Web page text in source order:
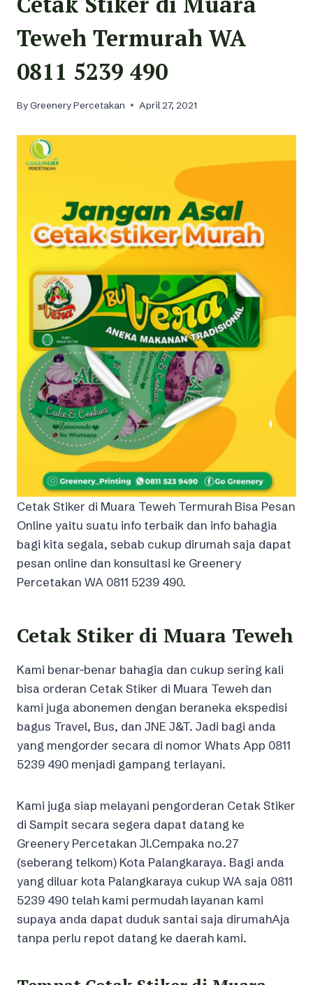
Teweh Termurah WA
0811 5239 490
ByGreenery Percetakan April 27, 2021
Cetak Stiker di Muara Teweh Termurah Bisa Pesan
Online yaitu suatu info terbaik dan info bahagia
bagi kita segala, sebab cukup dirumah saja dapat
pesan online dan konsultasi ke Greenery
Percetakan WA 0811 5239 490.
Cetak Stiker di Muara Teweh
Kami benar-benar bahagia dan cukup sering kali
bisa orderan Cetak Stiker di Muara Teweh dan
kami juga abonemen dengan beraneka ekspedisi
bagus Travel, Bus, dan JNE J&T. Jadi bagi anda
yang mengorder secara di nomor Whats App 0811
5239 490 menjadi gampang terlayani.
Kami juga siap melayani pengorderan Cetak Stiker
di Sampit secara segera dapat datang ke
Greenery Percetakan Jl.Cempaka no.27
(seberang telkom) Kota Palangkaraya. Bagi anda
yang diluar kota Palangkaraya cukup WA saja 0811
5239 490 telah kami permudah layanan kami
supaya anda dapat duduk santai saja dirumahAja
tanpa perlu repot datang ke daerah kami.